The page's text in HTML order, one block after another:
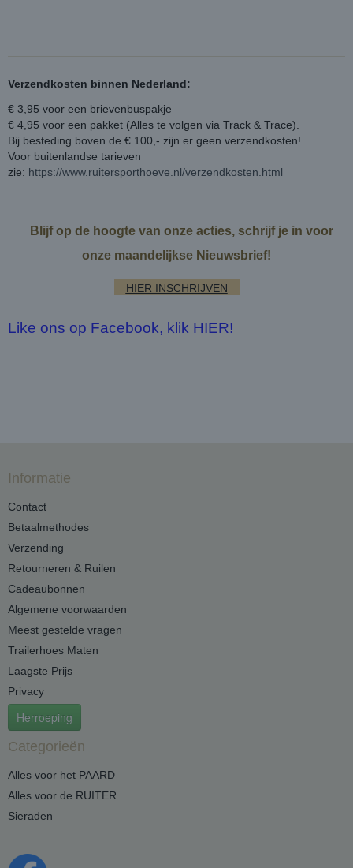
Verzendkosten binnen Nederland:
€ 3,95 voor een brievenbuspakje
€ 4,95 voor een pakket (Alles te volgen via Track & Trace).
Bij besteding boven de € 100,- zijn er geen verzendkosten!
Voor buitenlandse tarieven
zie: https://www.ruitersporthoeve.nl/verzendkosten.html
Blijf op de hoogte van onze acties, schrijf je in voor
onze maandelijkse Nieuwsbrief!
HIER INSCHRIJVEN
Like ons op Facebook, klik HIER!
Informatie
Contact
Betaalmethodes
Verzending
Retourneren & Ruilen
Cadeaubonnen
Algemene voorwaarden
Meest gestelde vragen
Trailerhoes Maten
Laagste Prijs
Privacy
Herroeping
Categorieën
Alles voor het PAARD
Alles voor de RUITER
Sieraden